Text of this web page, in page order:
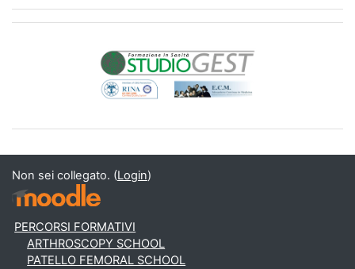
Non sei collegato. (Login)
PERCORSI FORMATIVI
ARTHROSCOPY SCHOOL
PATELLO FEMORAL SCHOOL